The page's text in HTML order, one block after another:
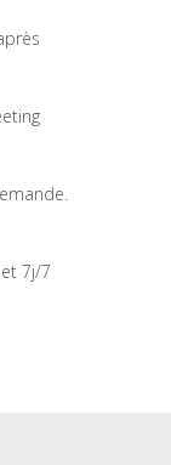
7j/7